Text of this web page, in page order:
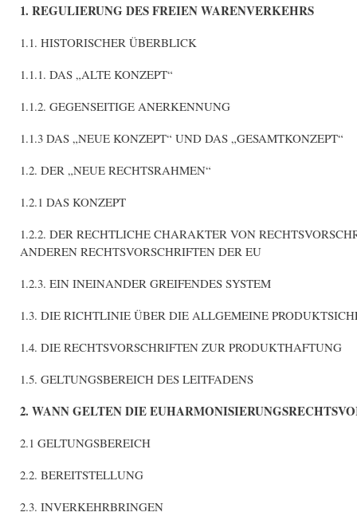
1. REGULIERUNG DES FREIEN WARENVERKEHRS
1.1. HISTORISCHER ÜBERBLICK
1.1.1. DAS „ALTE KONZEPT“
1.1.2. GEGENSEITIGE ANERKENNUNG
1.1.3 DAS „NEUE KONZEPT“ UND DAS „GESAMTKONZEPT“
1.2. DER „NEUE RECHTSRAHMEN“
1.2.1 DAS KONZEPT
1.2.2. DER RECHTLICHE CHARAKTER VON
ANDEREN RECHTSVORSCHRIFTEN DER EU
1.2.3. EIN INEINANDER GREIFENDES SYSTEM
1.3. DIE RICHTLINIE ÜBER DIE ALLGEMEINE
1.4. DIE RECHTSVORSCHRIFTEN ZUR PRODUKTHAFTUNG
1.5. GELTUNGSBEREICH DES LEITFADENS
2. WANN GELTEN DIE
2.1 GELTUNGSBEREICH
2.2. BEREITSTELLUNG
2.3. INVERKEHRBRINGEN